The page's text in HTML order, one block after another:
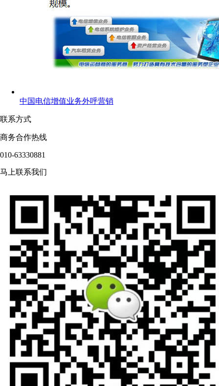
中国电信增值业务外呼营销
联系方式
商务合作热线
010-63330881
马上联系我们